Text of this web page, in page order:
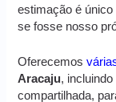
estimação é
se fosse nosso
Oferecemos
Aracaju,
compartilhada,